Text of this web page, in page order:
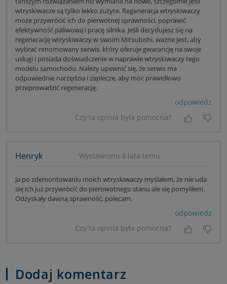
wtryskiwacze są tylko lekko zużyte. Regeneracja wtryskiwaczy
może przywrócić ich do pierwotnej sprawności, poprawić
efektywność paliwową i pracę silnika. Jeśli decydujesz się na
regenerację wtryskiwaczy w swoim Mitsubishi, ważne jest, aby
wybrać renomowany serwis, który oferuje gwarancję na swoje
usługi i posiada doświadczenie w naprawie wtryskiwaczy tego
modelu samochodu. Należy upewnić się, że serwis ma
odpowiednie narzędzia i zaplecze, aby móc prawidłowo
przeprowadzić regenerację.
odpowiedz
Czy ta opinia była pomocna?
Tak, była
Nie
Henryk Wystawiono 4 lata temu
Ja po zdemontowaniu moich wtryskiwaczy myślałem, że nie uda
się ich już przywrócić do pierowotnego stanu ale się pomyliłem.
Odzyskały dawną sprawność, polecam.
odpowiedz
Czy ta opinia była pomocna?
Tak, była
Nie
Dodaj komentarz